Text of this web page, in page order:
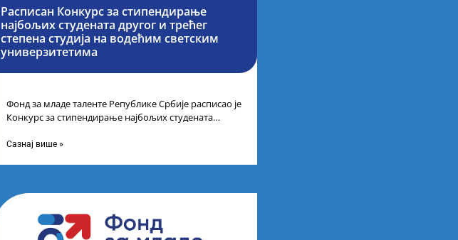
Расписан Конкурс за стипендирање
најбољих студената другог и трећег
степена студија на водећим светским
универзитетима
Фонд за младе таленте Републике Србије расписао је
Конкурс за стипендирање најбољих студената
Сазнај више »